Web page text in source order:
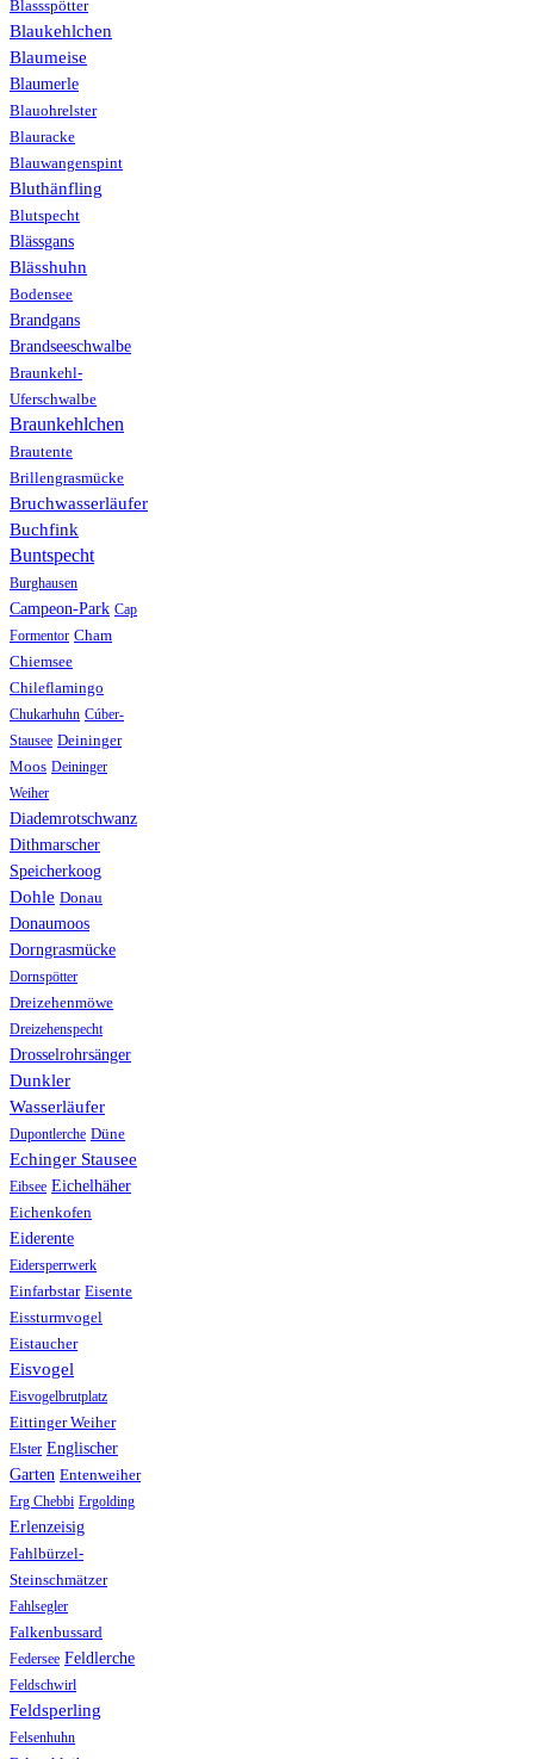
Blassspötter
Blaukehlchen
Blaumeise
Blaumerle
Blauohrelster
Blauracke
Blauwangenspint
Bluthänfling
Blutspecht
Blässgans
Blässhuhn
Bodensee
Brandgans
Brandseeschwalbe
Braunkehl-
Uferschwalbe
Braunkehlchen
Brautente
Brillengrasmücke
Bruchwasserläufer
Buchfink
Buntspecht
Burghausen
Campeon-Park Cap
Formentor Cham
Chiemsee
Chileflamingo
Chukarhuhn Cúber-
Stausee Deininger
Moos Deininger
Weiher
Diademrotschwanz
Dithmarscher
Speicherkoog
Dohle Donau
Donaumoos
Dorngrasmücke
Dornspötter
Dreizehenmöwe
Dreizehenspecht
Drosselrohrsänger
Dunkler
Wasserläufer
Dupontlerche Düne
Echinger Stausee
Eibsee Eichelhäher
Eichenkofen
Eiderente
Eidersperrwerk
Einfarbstar Eisente
Eissturmvogel
Eistaucher
Eisvogel
Eisvogelbrutplatz
Eittinger Weiher
Elster Englischer
Garten Entenweiher
Erg Chebbi Ergolding
Erlenzeisig
Fahlbürzel-
Steinschmätzer
Fahlsegler
Falkenbussard
Federsee Feldlerche
Feldschwirl
Feldsperling
Felsenhuhn